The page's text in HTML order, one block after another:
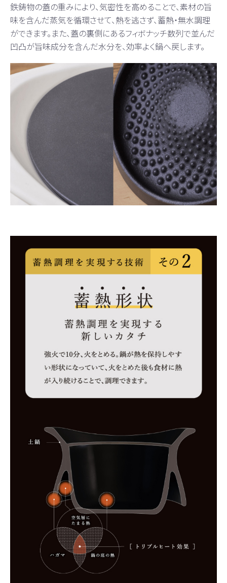
鉄鋳物の蓋の重みにより、気密性を高めることで、素材の旨
味を含んだ蒸気を循環させて、熱を逃さず、蓄熱・無水調理
ができます。また、蓋の裏側にあるフィボナッチ数列で並んだ
凹凸が旨味成分を含んだ水分を、効率よく鍋へ戻します。